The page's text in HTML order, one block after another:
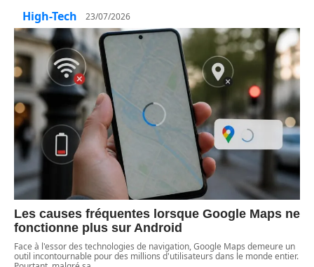
High-Tech 23/07/2026
Les causes fréquentes lorsque Google Maps ne
fonctionne plus sur Android
Face à l'essor des technologies de navigation, Google Maps demeure un
outil incontournable pour des millions d'utilisateurs dans le monde entier.